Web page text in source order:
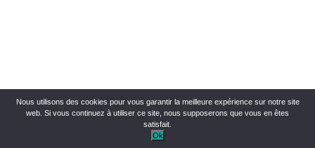
Nous utilisons des cookies pour vous garantir la meilleure expérience sur notre site
web. Si vous continuez à utiliser ce site, nous supposerons que vous en êtes
satisfait.
Ok